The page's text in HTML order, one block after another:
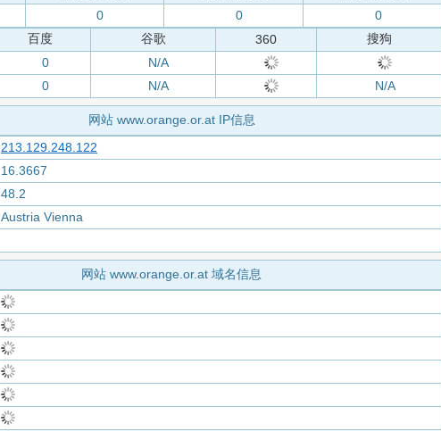
0 0
0
百度
谷歌 360
搜狗
0
N/A
0 N/A N/A
网站 www.orange.or.at IP信息
213.129.248.122
16.3667
48.2
Austria Vienna
网站 www.orange.or.at 域名信息